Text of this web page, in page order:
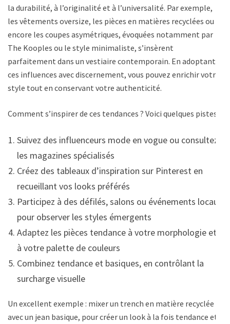
la durabilité, à l’originalité et à l’universalité. Par exemple,
les vêtements oversize, les pièces en matières recyclées ou
encore les coupes asymétriques, évoquées notamment par
The Kooples ou le style minimaliste, s’insèrent
parfaitement dans un vestiaire contemporain. En adoptant
ces influences avec discernement, vous pouvez enrichir votre
style tout en conservant votre authenticité.
Comment s’inspirer de ces tendances ? Voici quelques pistes :
Suivez des influenceurs mode en vogue ou consultez
les magazines spécialisés
Créez des tableaux d’inspiration sur Pinterest en
recueillant vos looks préférés
Participez à des défilés, salons ou événements locaux
pour observer les styles émergents
Adaptez les pièces tendance à votre morphologie et
à votre palette de couleurs
Combinez tendance et basiques, en contrôlant la
surcharge visuelle
Un excellent exemple : mixer un trench en matière recyclée
avec un jean basique, pour créer un look à la fois tendance et